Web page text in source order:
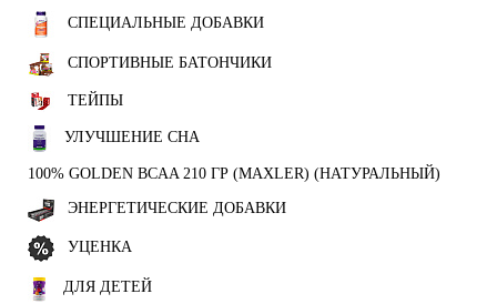
СПЕЦИАЛЬНЫЕ ДОБАВКИ
СПОРТИВНЫЕ БАТОНЧИКИ
ТЕЙПЫ
УЛУЧШЕНИЕ СНА
100% GOLDEN BCAA 210 ГР (MAXLER) (НАТУРАЛЬНЫЙ)
ЭНЕРГЕТИЧЕСКИЕ ДОБАВКИ
УЦЕНКА
ДЛЯ ДЕТЕЙ